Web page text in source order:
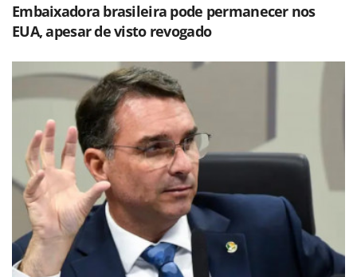
Embaixadora brasileira pode permanecer nos
EUA, apesar de visto revogado